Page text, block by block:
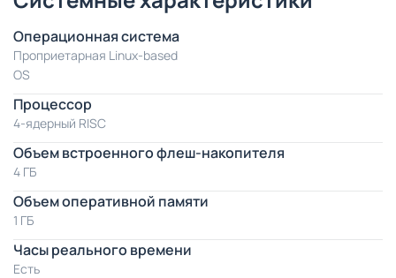
Операционная система
Проприетарная Linux-based
OS
Процессор
4-ядерный RISC
Объем встроенного флеш-накопителя
4 ГБ
Объем оперативной памяти
1 ГБ
Часы реального времени
Есть